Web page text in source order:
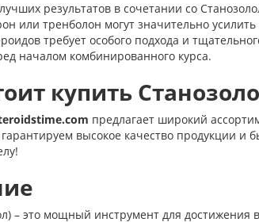
результатов в сочетании со
или тренболон могут значительно
требует особого подхода и
началом комбинированного курса.
купить
предлагает широкий
высокое качество продукции и
– это мощный инструмент для